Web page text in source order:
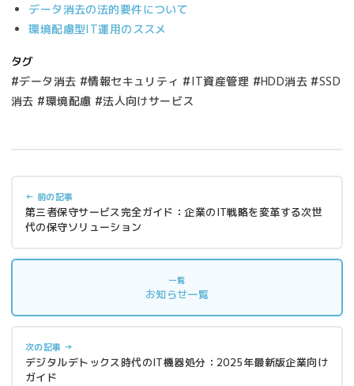
データ消去の法的要件について
環境配慮型IT運用のススメ
タグ
#データ消去 #情報セキュリティ #IT資産管理 #HDD消去 #SSD
消去 #環境配慮 #法人向けサービス
← 前の記事
第三者保守サービス完全ガイド：企業のIT戦略を変革する次世
代の保守ソリューション
一覧
お知らせ一覧
次の記事 →
デジタルデトックス時代のIT機器処分：2025年最新版企業向け
ガイド